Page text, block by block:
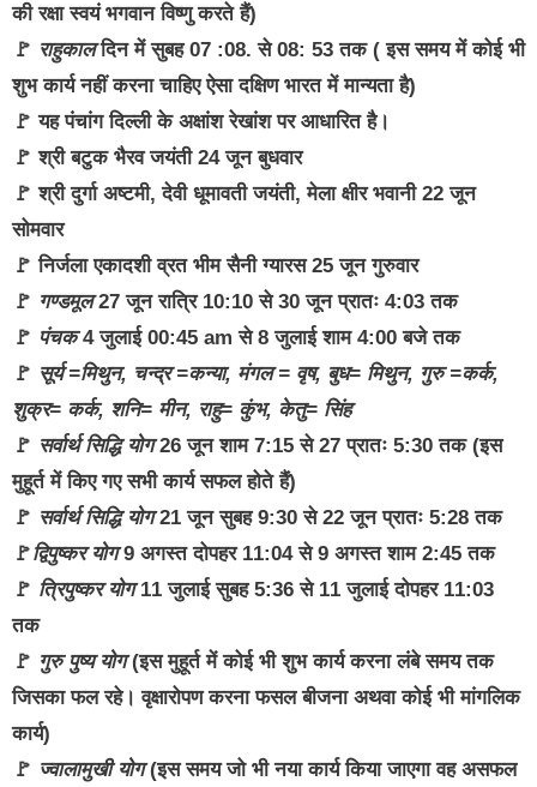
की रक्षा स्वयं भगवान विष्णु करते हैं)
🚩 राहुकालदिन में सुबह 07 :08. से 08: 53 तक ( इस समय में कोई भी
शुभ कार्य नहीं करना चाहिए ऐसा दक्षिण भारत में मान्यता है)
🚩 यह पंचांग दिल्ली के अक्षांश रेखांश पर आधारित है।
🚩 श्री बटुक भैरव जयंती 24 जून बुधवार
🚩 श्री दुर्गा अष्टमी, देवी धूमावती जयंती, मेला क्षीर भवानी 22 जून
सोमवार
🚩 निर्जला एकादशी व्रत भीम सैनी ग्यारस 25 जून गुरुवार
🚩 गण्डमूल27 जून रात्रि 10:10 से 30 जून प्रातः 4:03 तक
🚩 पंचक4 जुलाई 00:45 am से 8 जुलाई शाम 4:00 बजे तक
🚩 सूर्य =मिथुन, चन्द्र =कन्या, मंगल = वृष, बुध= मिथुन, गुरु =कर्क,
शुक्र= कर्क, शनि= मीन, राहु= कुंभ, केतु= सिंह
🚩 सर्वार्थ सिद्धि योग26 जून शाम 7:15 से 27 प्रातः 5:30 तक (इस
मुहूर्त में किए गए सभी कार्य सफल होते हैं)
🚩 सर्वार्थ सिद्धि योग21 जून सुबह 9:30 से 22 जून प्रातः 5:28 तक
🚩द्विपुष्कर योग9 अगस्त दोपहर 11:04 से 9 अगस्त शाम 2:45 तक
🚩 त्रिपुष्कर योग11 जुलाई सुबह 5:36 से 11 जुलाई दोपहर 11:03
तक
🚩 गुरु पुष्य योग(इस मुहूर्त में कोई भी शुभ कार्य करना लंबे समय तक
जिसका फल रहे। वृक्षारोपण करना फसल बीजना अथवा कोई भी मांगलिक
कार्य)
🚩 ज्वालामुखी योग(इस समय जो भी नया कार्य किया जाएगा वह असफल